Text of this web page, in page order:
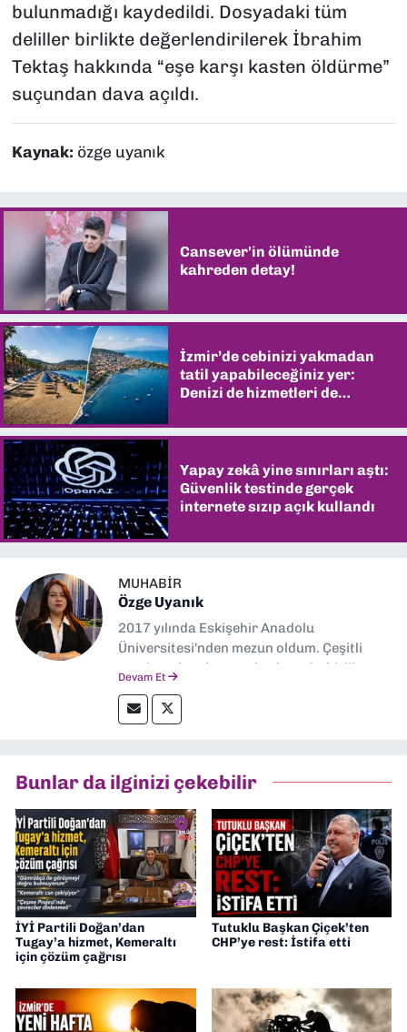
bulunmadığı kaydedildi. Dosyadaki tüm
deliller birlikte değerlendirilerek İbrahim
Tektaş hakkında “eşe karşı kasten öldürme”
suçundan dava açıldı.
Kaynak: özge uyanık
Cansever'in ölümünde
kahreden detay!
İzmir’de cebinizi yakmadan
tatil yapabileceğiniz yer:
Denizi de hizmetleri de
Yapay zekâ yine sınırları aştı:
Güvenlik testinde gerçek
internete sızıp açık kullandı
MUHABIR
Özge Uyanık
2017 yılında Eskişehir Anadolu
Üniversitesi'nden mezun oldum. Çeşitli
yerel ve ulusal gazetelerde muhabirlik
hakları alanlarında haberler üretmeye
odaklanıyorum.
Devam Et
Bunlar da ilginizi çekebilir
İYİ Partili Doğan’dan
Tugay’a hizmet, Kemeraltı
için çözüm çağrısı
Tutuklu Başkan Çiçek’ten
CHP’ye rest: İstifa etti